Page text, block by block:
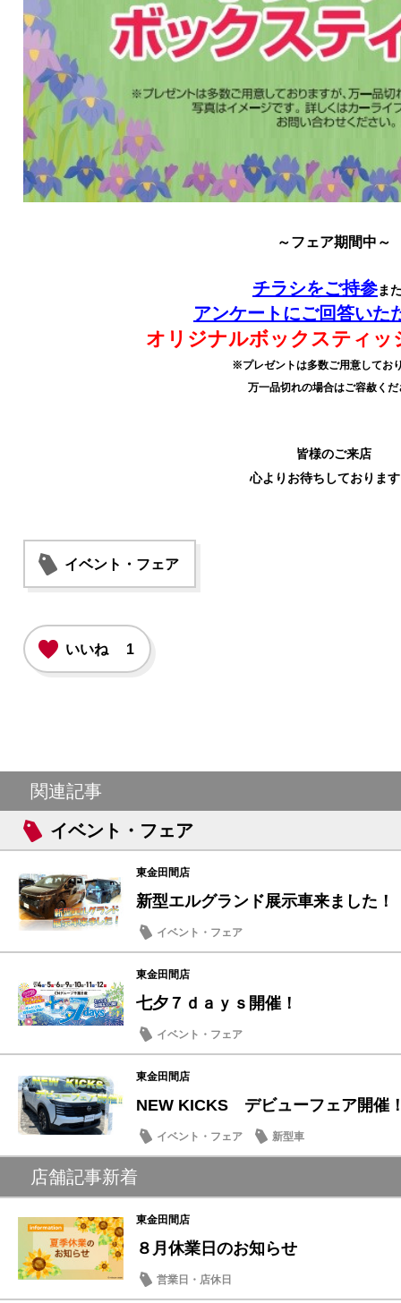
～フェア期間中～
チラシをご持参ま
アンケートにご回答いた
オリジナルボックスティッ
※プレゼントは多数ご用意してお
万一品切れの場合はご容赦くだ
皆様のご来店
心よりお待ちしております
イベント・フェア
いいね 1
関連記事
イベント・フェア
東金田間店
新型エルグランド展示車来ました！
イベント・フェア
東金田間店
七夕７ｄａｙｓ開催！
イベント・フェア
東金田間店
NEW KICKS デビューフェア開催
イベント・フェア 新型車
店舗記事新着
東金田間店
８月休業日のお知らせ
営業日・店休日